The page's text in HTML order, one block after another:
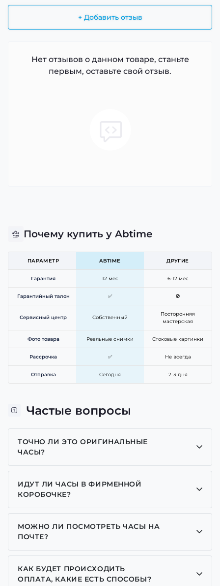
+ Добавить отзыв
Нет отзывов о данном товаре, станьте
первым, оставьте свой отзыв.
Почему купить у Abtime
ПАРАМЕТР ABTIME ДРУГИЕ
Гарантия 12 мес 6-12 мес
Гарантийный талон ✅ 🚫
Сервисный центр Собственный
Посторонняя
мастерская
Фото товара Реальные снимки Стоковые картинки
Рассрочка ✅ Не всегда
Отправка Сегодня 2-3 дня
Частые вопросы
ТОЧНО ЛИ ЭТО ОРИГИНАЛЬНЫЕ
ЧАСЫ?
Да, все часы у нас только оригинальные, мы
являемся представителем многих брендов.
ИДУТ ЛИ ЧАСЫ В ФИРМЕННОЙ
КОРОБОЧКЕ?
Для часов бренда Casio, Pagani Design, GUARDO и
GOODYEAR добавляем фирменные коробочки с
брендовой надписью. Для бренда AWARDER
камуфляжную (в зависимости от классической
модели или спортивной) все другие модели
отправляем надежно упакованные без коробочки,
МОЖНО ЛИ ПОСМОТРЕТЬ ЧАСЫ НА
ПОЧТЕ?
Да у нас разрешен осмотр часов на почте.
КАК БУДЕТ ПРОИСХОДИТЬ
ОПЛАТА, КАКИЕ ЕСТЬ СПОСОБЫ?